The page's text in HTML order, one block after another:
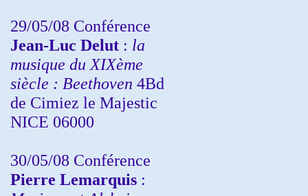
29/05/08 Conférence
Jean-Luc Delut : la
musique du XIXème
siècle : Beethoven 4Bd
de Cimiez le Majestic
NICE 06000
30/05/08 Conférence
Pierre Lemarquis :